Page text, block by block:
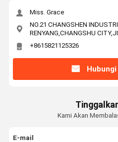
Miss. Grace
NO.21 CHANGSHEN
RENYANG,CHANGSHU
+8615821125326
Kami Akan
E-mail